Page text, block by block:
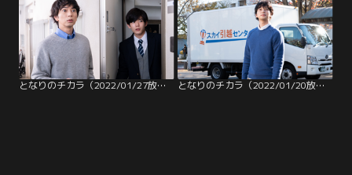
となりのチカラ（2022/01/27放送分）第02話 となりのチカラ（2022/01/20放送分）第01話